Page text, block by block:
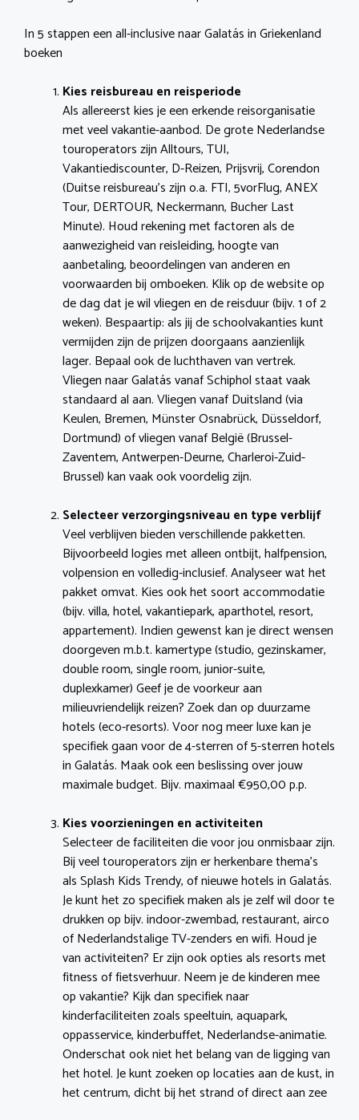
In 5 stappen een all-inclusive naar Galatás in Griekenland
boeken
Kies reisbureau en reisperiode
Als allereerst kies je een erkende reisorganisatie
met veel vakantie-aanbod. De grote Nederlandse
touroperators zijn Alltours, TUI,
Vakantiediscounter, D-Reizen, Prijsvrij, Corendon
(Duitse reisbureau’s zijn o.a. FTI, 5vorFlug, ANEX
Tour, DERTOUR, Neckermann, Bucher Last
Minute). Houd rekening met factoren als de
aanwezigheid van reisleiding, hoogte van
aanbetaling, beoordelingen van anderen en
voorwaarden bij omboeken. Klik op de website op
de dag dat je wil vliegen en de reisduur (bijv. 1 of 2
weken). Bespaartip: als jij de schoolvakanties kunt
vermijden zijn de prijzen doorgaans aanzienlijk
lager. Bepaal ook de luchthaven van vertrek.
Vliegen naar Galatás vanaf Schiphol staat vaak
standaard al aan. Vliegen vanaf Duitsland (via
Keulen, Bremen, Münster Osnabrück, Düsseldorf,
Dortmund) of vliegen vanaf België (Brussel-
Zaventem, Antwerpen-Deurne, Charleroi-Zuid-
Brussel) kan vaak ook voordelig zijn.
Selecteer verzorgingsniveau en type verblijf
Veel verblijven bieden verschillende pakketten.
Bijvoorbeeld logies met alleen ontbijt, halfpension,
volpension en volledig-inclusief. Analyseer wat het
pakket omvat. Kies ook het soort accommodatie
(bijv. villa, hotel, vakantiepark, aparthotel, resort,
appartement). Indien gewenst kan je direct wensen
doorgeven m.b.t. kamertype (studio, gezinskamer,
double room, single room, junior-suite,
duplexkamer) Geef je de voorkeur aan
milieuvriendelijk reizen? Zoek dan op duurzame
hotels (eco-resorts). Voor nog meer luxe kan je
specifiek gaan voor de 4-sterren of 5-sterren hotels
in Galatás. Maak ook een beslissing over jouw
maximale budget. Bijv. maximaal €950,00 p.p.
Kies voorzieningen en activiteiten
Selecteer de faciliteiten die voor jou onmisbaar zijn.
Bij veel touroperators zijn er herkenbare thema’s
als Splash Kids Trendy, of nieuwe hotels in Galatás.
Je kunt het zo specifiek maken als je zelf wil door te
drukken op bijv. indoor-zwembad, restaurant, airco
of Nederlandstalige TV-zenders en wifi. Houd je
van activiteiten? Er zijn ook opties als resorts met
fitness of fietsverhuur. Neem je de kinderen mee
op vakantie? Kijk dan specifiek naar
kinderfaciliteiten zoals speeltuin, aquapark,
oppasservice, kinderbuffet, Nederlandse-animatie.
Onderschat ook niet het belang van de ligging van
het hotel. Je kunt zoeken op locaties aan de kust, in
het centrum, dicht bij het strand of direct aan zee